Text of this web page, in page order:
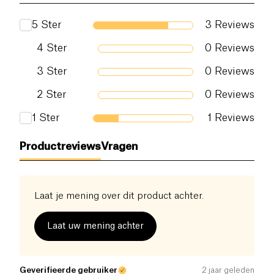
5 Ster 3 Reviews
4 Ster 0 Reviews
3 Ster 0 Reviews
2 Ster 0 Reviews
1 Ster 1 Reviews
ProductreviewsVragen
Laat je mening over dit product achter.
Laat uw mening achter
Geverifieerde gebruiker 2 jaar geleden